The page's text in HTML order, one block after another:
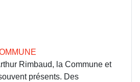
Rimbaud, la Commune et
présents. Des